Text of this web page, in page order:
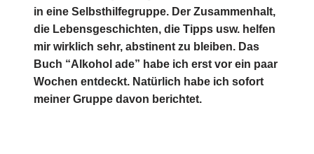
in eine Selbsthilfegruppe. Der Zusammenhalt,
die Lebensgeschichten, die Tipps usw. helfen
mir wirklich sehr, abstinent zu bleiben. Das
Buch “Alkohol ade” habe ich erst vor ein paar
Wochen entdeckt. Natürlich habe ich sofort
meiner Gruppe davon berichtet.